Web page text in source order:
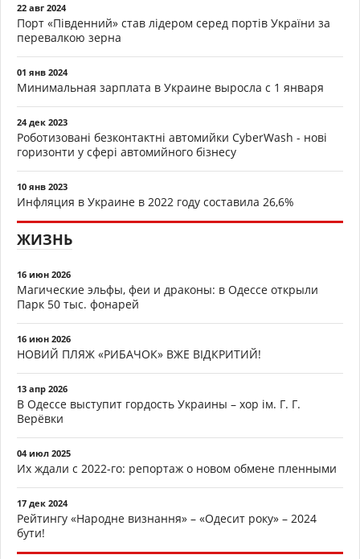
22 авг 2024
Порт «Південний» став лідером серед портів України за
перевалкою зерна
01 янв 2024
Минимальная зарплата в Украине выросла с 1 января
24 дек 2023
Роботизовані безконтактні автомийки CyberWash - нові
горизонти у сфері автомийного бізнесу
10 янв 2023
Инфляция в Украине в 2022 году составила 26,6%
ЖИЗНЬ
16 июн 2026
Магические эльфы, феи и драконы: в Одессе открыли
Парк 50 тыс. фонарей
16 июн 2026
НОВИЙ ПЛЯЖ «РИБАЧОК» ВЖЕ ВІДКРИТИЙ!
13 апр 2026
В Одессе выступит гордость Украины – хор ім. Г. Г.
Верёвки
04 июл 2025
Их ждали с 2022-го: репортаж о новом обмене пленными
17 дек 2024
Рейтингу «Народне визнання» – «Одесит року» – 2024
бути!